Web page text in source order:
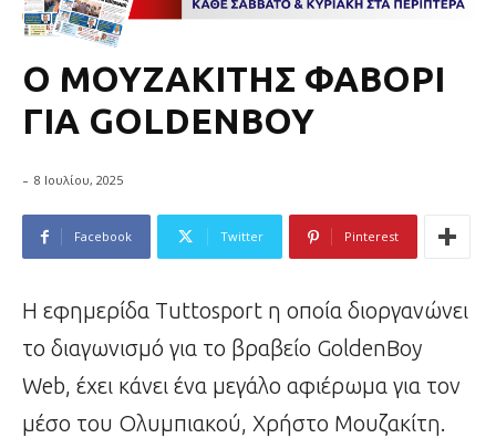
Ο ΜΟΥΖΑΚΙΤΗΣ ΦΑΒΟΡΙ
ΓΙΑ GOLDENBOY
- 8 Ιουλίου, 2025
Facebook Twitter Pinterest
Η εφημερίδα Tuttosport η οποία διοργανώνει
το διαγωνισμό για το βραβείο GoldenBoy
Web, έχει κάνει ένα μεγάλο αφιέρωμα για τον
μέσο του Ολυμπιακού, Χρήστο Μουζακίτη.